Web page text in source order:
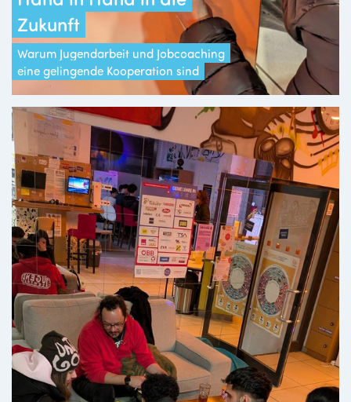
Zukunft
Warum Jugendarbeit und Jobcoaching
eine gelingende Kooperation sind